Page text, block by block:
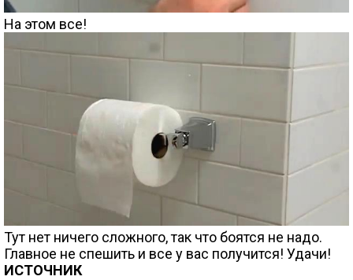
На этом все!
Тут нет ничего сложного, так что боятся не надо.
Главное не спешить и все у вас получится! Удачи!
ИСТОЧНИК